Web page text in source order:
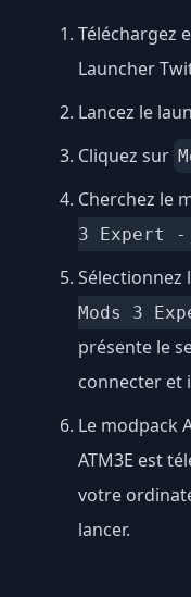
Téléchargez
Launcher
Lancez le
Cliquez sur
Cherchez le
3 Expert -
Sélectionnez
Mods 3
présente le
connecter et
Le modpack
ATM3E est
votre
lancer.